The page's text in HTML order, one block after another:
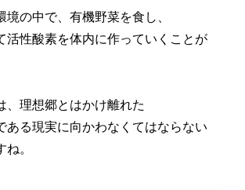
境の中で、有機野菜を食し、
活性酸素を体内に作っていくことが
、理想郷とはかけ離れた
ある現実に向かわなくてはならない
。